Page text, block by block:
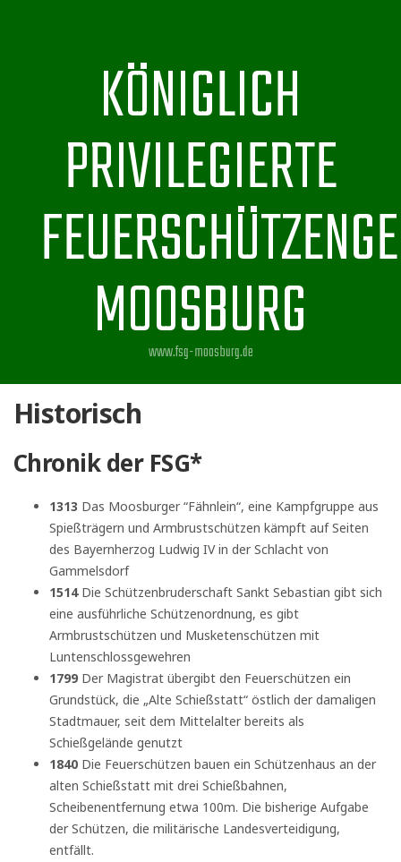
KÖNIGLICH
PRIVILEGIERTE
MOOSBURG
www.fsg-moosburg.de
Historisch
Chronik der FSG*
1313 Das Moosburger “Fähnlein“, eine Kampfgruppe aus
Spießträgern und Armbrustschützen kämpft auf Seiten
des Bayernherzog Ludwig IV in der Schlacht von
Gammelsdorf
1514 Die Schützenbruderschaft Sankt Sebastian gibt sich
eine ausführliche Schützenordnung, es gibt
Armbrustschützen und Musketenschützen mit
Luntenschlossgewehren
1799 Der Magistrat übergibt den Feuerschützen ein
Grundstück, die „Alte Schießstatt“ östlich der damaligen
Stadtmauer, seit dem Mittelalter bereits als
Schießgelände genutzt
1840 Die Feuerschützen bauen ein Schützenhaus an der
alten Schießstatt mit drei Schießbahnen,
Scheibenentfernung etwa 100m. Die bisherige Aufgabe
der Schützen, die militärische Landesverteidigung,
entfällt.